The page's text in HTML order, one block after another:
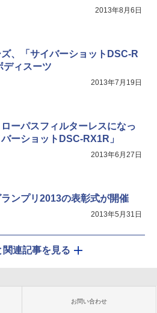
2013年8月6日
、「サイバーショットDSC-R
ディスーツ
2013年7月19日
ーパスフィルターレスになっ
ーショットDSC-RX1R」
2013年6月27日
ンプリ2013の表彰式が開催
2013年5月31日
関連記事を見る
お問い合わせ